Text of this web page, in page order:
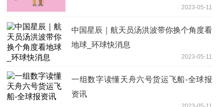
2023-05-11
中国星辰｜航天员汤洪波带你换个角度看
地球_环球快消息
2023-05-11
一组数字读懂天舟六号货运飞船-全球报
资讯